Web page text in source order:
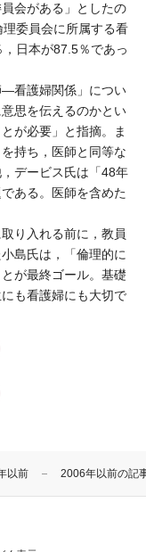
以前 2006年以前の記
会がある」としたの
委員会に所属する看
日本が87.5％であっ
看護婦関係」につい
思を伝えるのかとい
が必要」と指摘。ま
持ち，医師と同等な
デービス氏は「48年
ある。医師を含めた
り入れる前に，教員
島氏は，「倫理的に
が最終ゴール。基礎
も看護婦にも大切で